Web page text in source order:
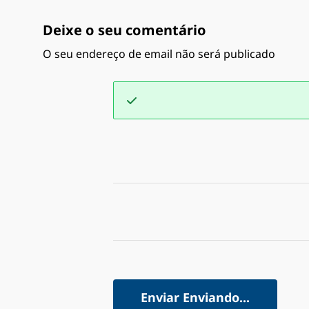
Deixe o seu comentário
O seu endereço de email não será publicado
Enviar Enviando...